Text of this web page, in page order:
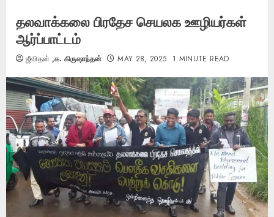
தலவாக்கலை பிரதேச செயலக ஊழியர்கள்
ஆர்ப்பாட்டம்
ஜீவிதன் ,க. கிருஷாந்தன் MAY 28, 2025 1 MINUTE READ